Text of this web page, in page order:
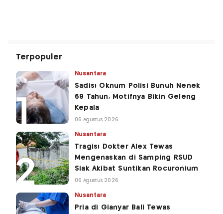
Terpopuler
Nusantara
Sadis! Oknum Polisi Bunuh Nenek
69 Tahun, Motifnya Bikin Geleng
Kepala
06 Agustus 2026
Nusantara
Tragis! Dokter Alex Tewas
Mengenaskan di Samping RSUD
Siak Akibat Suntikan Rocuronium
06 Agustus 2026
Nusantara
Pria di Gianyar Bali Tewas